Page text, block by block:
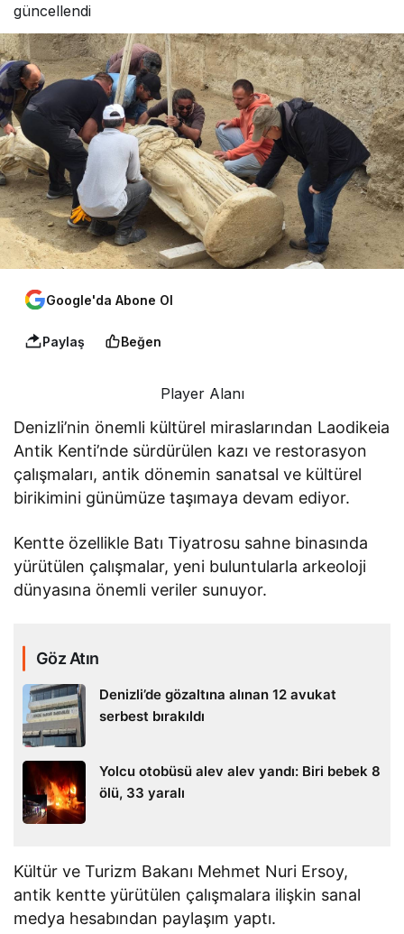
güncellendi
Google'da Abone Ol
Paylaş Beğen
Player Alanı
Denizli’nin önemli kültürel miraslarından Laodikeia
Antik Kenti’nde sürdürülen kazı ve restorasyon
çalışmaları, antik dönemin sanatsal ve kültürel
birikimini günümüze taşımaya devam ediyor.
Kentte özellikle Batı Tiyatrosu sahne binasında
yürütülen çalışmalar, yeni buluntularla arkeoloji
dünyasına önemli veriler sunuyor.
Göz Atın
Denizli’de gözaltına alınan 12 avukat
serbest bırakıldı
Yolcu otobüsü alev alev yandı: Biri bebek 8
ölü, 33 yaralı
Kültür ve Turizm Bakanı Mehmet Nuri Ersoy,
antik kentte yürütülen çalışmalara ilişkin sanal
medya hesabından paylaşım yaptı.